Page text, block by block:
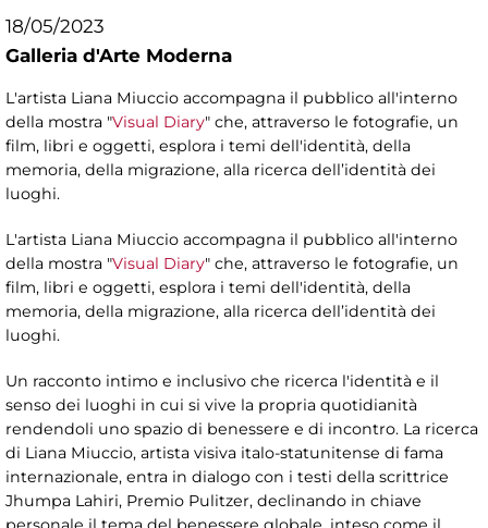
18/05/2023
Galleria d'Arte Moderna
L'artista Liana Miuccio accompagna il pubblico all'interno
della mostra "Visual Diary" che, attraverso le fotografie, un
film, libri e oggetti, esplora i temi dell'identità, della
memoria, della migrazione, alla ricerca dell’identità dei
luoghi.
L'artista Liana Miuccio accompagna il pubblico all'interno
della mostra "Visual Diary" che, attraverso le fotografie, un
film, libri e oggetti, esplora i temi dell'identità, della
memoria, della migrazione, alla ricerca dell’identità dei
luoghi.
Un racconto intimo e inclusivo che ricerca l'identità e il
senso dei luoghi in cui si vive la propria quotidianità
rendendoli uno spazio di benessere e di incontro. La ricerca
di Liana Miuccio, artista visiva italo-statunitense di fama
internazionale, entra in dialogo con i testi della scrittrice
Jhumpa Lahiri, Premio Pulitzer, declinando in chiave